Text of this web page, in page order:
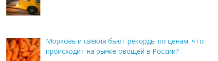
Морковь и свекла бьют рекорды по ценам: что
происходит на рынке овощей в России?